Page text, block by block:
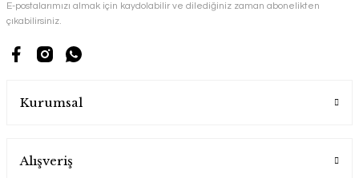
E-postalarımızı almak için kaydolabilir ve dilediğiniz zaman abonelikten
çıkabilirsiniz.
Kurumsal
Alışveriş